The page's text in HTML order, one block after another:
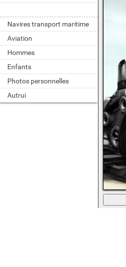
Navires transport maritime
Aviation
Hommes
Enfants
Photos personnelles
Autrui